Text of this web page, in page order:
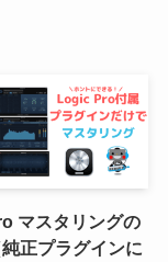
マスタリングの
正プラグインに